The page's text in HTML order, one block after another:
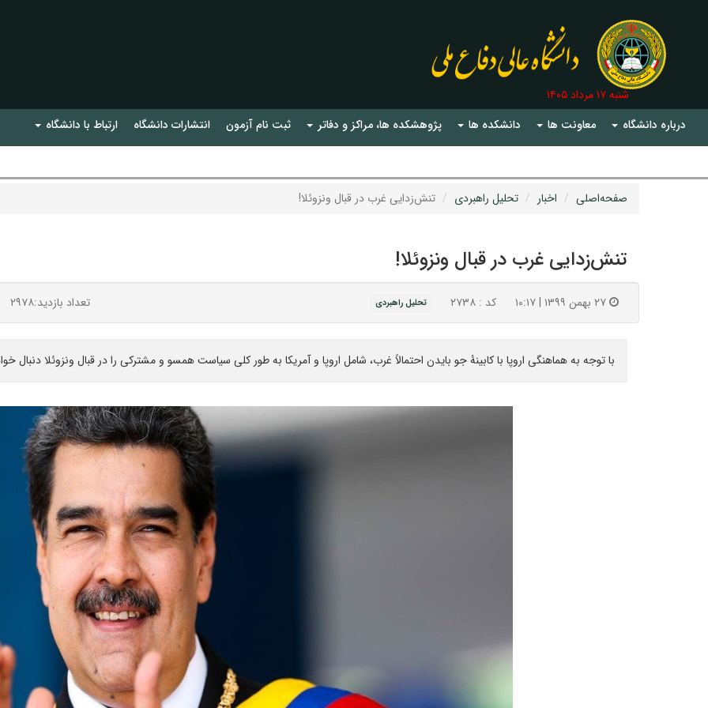
درباره دانشگاه معاونت ها دانشکده ها پژوهشکده ها، مراکز و دفاتر ثبت نام آزمون انتشارات دانشگاه ارتباط با دانشگاه
شنبه ۱۷ مرداد ۱۴۰۵
صفحه‌اصلی اخبار تحلیل راهبردی تنش‌زدایی غرب در قبال ونزوئلا!
تنش‌زدایی غرب در قبال ونزوئلا!
کد : ۲۷۳۸ تحلیل راهبردی تعداد بازدید:۲۹۷۸
با توجه به هماهنگی اروپا با کابینۀ جو بایدن احتمالاً غرب، شامل اروپا و آمریکا به طور کلی سیاست همسو و مشترکی را در قبال ونزوئلا دنبال